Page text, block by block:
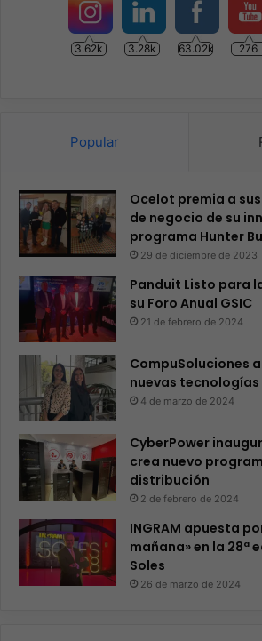
3.62k 3.28k 63.02k 276
Popular
Ocelot premia a
de negocio de su
programa Hunter
29 de diciembre de 2023
Panduit Listo para
su Foro Anual GSIC
21 de febrero de 2024
CompuSoluciones
nuevas
4 de marzo de 2024
CyberPower
crea nuevo
distribución
2 de febrero de 2024
INGRAM apuesta
mañana» en la 28ª
Soles
26 de marzo de 2024